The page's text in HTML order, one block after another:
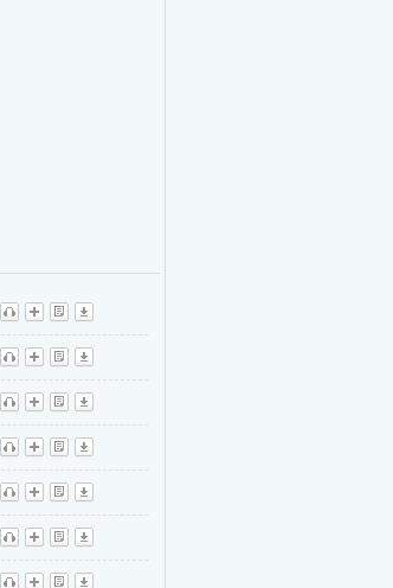
听
播 歌 下
听 播 歌 下
听
播 歌 下
听
播 歌 下
听
播 歌 下
听
播 歌 下